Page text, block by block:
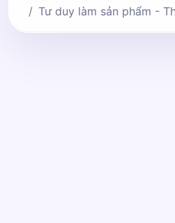
Tư duy làm sản phẩm -